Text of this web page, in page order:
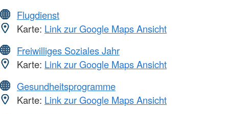
Flugdienst
Karte: Link zur Google Maps Ansicht
Freiwilliges Soziales Jahr
Karte: Link zur Google Maps Ansicht
Gesundheitsprogramme
Karte: Link zur Google Maps Ansicht